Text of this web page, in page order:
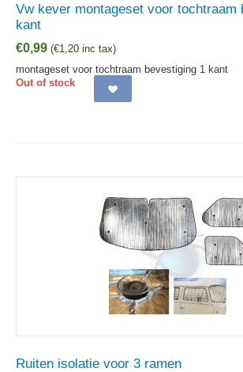
Vw kever montageset voor tochtraam
kant
€0,99 (€1,20 inc tax)
montageset voor tochtraam bevestiging 1 kant
Out of stock
Ruiten isolatie voor 3 ramen